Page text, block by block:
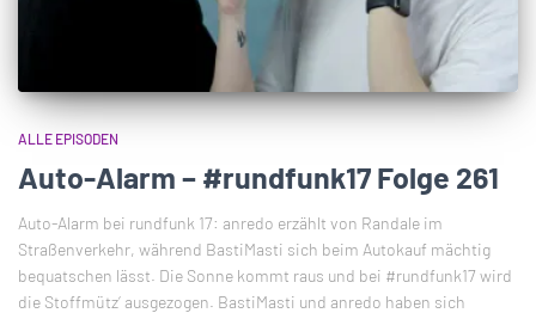
ALLE EPISODEN
Auto-Alarm – #rundfunk17 Folge 261
Auto-Alarm bei rundfunk 17: anredo erzählt von Randale im
Straßenverkehr, während BastiMasti sich beim Autokauf mächtig
bequatschen lässt. Die Sonne kommt raus und bei #rundfunk17 wird
die Stoffmütz‘ ausgezogen. BastiMasti und anredo haben sich